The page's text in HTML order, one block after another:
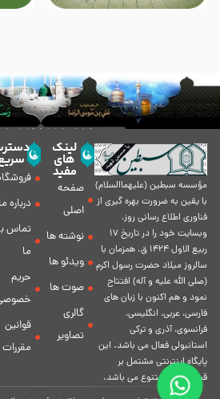
مؤسسه سبطين (عليهماالسلام)
با يقين به ضرورت بهره گیرى از
فناورى اطلاع رسانى روز،
وبسایت خود را در تاريخ 17
ربيع الاول 1424 ق. همزمان با
سالروز ميلاد حضرت رسول اكرم
(صلی الله علیه و آله) افتتاح
نمود و هم اكنون با زبان های
فارسی، عربى، انگلیسی،
فرانسوی، آذری و ترکی
استانبولی فعال مى باشد. اين
پايگاه اينترنتى مشتمل بر
قسمت هاى متنوع مى باشد.
لینک
های
مفید
صفحه
اصلی
نوشته ها
ویدئو ها
صوت ها
گالری
تصاویر
درباره ما
تماس
ما
حریم
قوانین
مقررات